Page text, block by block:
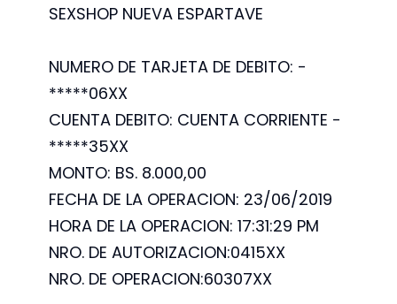
SEXSHOP NUEVA ESPARTAVE
NUMERO DE TARJETA DE DEBITO: -
*****06XX
CUENTA DEBITO: CUENTA CORRIENTE -
*****35XX
MONTO: BS. 8.000,00
FECHA DE LA OPERACION: 23/06/2019
HORA DE LA OPERACION: 17:31:29 PM
NRO. DE AUTORIZACION:0415XX
NRO. DE OPERACION:60307XX